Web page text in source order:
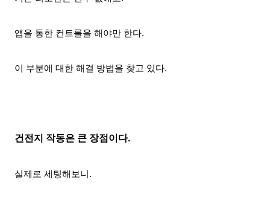
앱을 통한 컨트롤을 해야만 한다.
이 부분에 대한 해결 방법을 찾고 있다.
건전지 작동은 큰 장점이다.
실제로 세팅해보니.